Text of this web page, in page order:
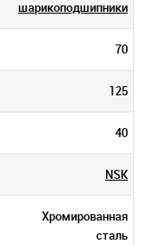
шарикоподшипники
70
125
40
NSK
Хромированная
сталь